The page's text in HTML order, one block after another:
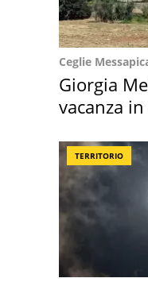
Ceglie
Giorgia
vacanza
TERRITORIO